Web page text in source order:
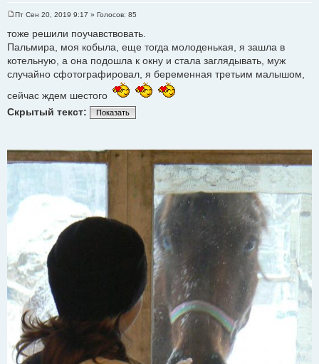
о
б
е
н
и
Пт Сен 20, 2019 9:17 » Голосов: 85
тоже решили поучавствовать.
Пальмира, моя кобыла, еще тогда молоденькая, я зашла в
котельную, а она подошла к окну и стала заглядывать, муж
случайно сфотографировал, я беременная третьим малышом,
сейчас ждем шестого
Скрытый текст:
Показать